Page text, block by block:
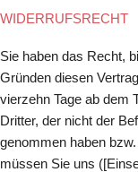
WIDERRUFSRECHT
Sie haben das Recht,
Gründen diesen
vierzehn Tage ab dem
Dritter, der nicht der
genommen haben
müssen Sie uns